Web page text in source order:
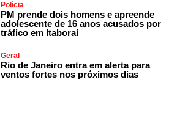
Polícia
PM prende dois homens e apreende
adolescente de 16 anos acusados por
tráfico em Itaboraí
Geral
Rio de Janeiro entra em alerta para
ventos fortes nos próximos dias